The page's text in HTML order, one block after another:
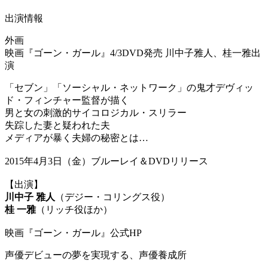
出演情報
外画
映画『ゴーン・ガール』4/3DVD発売 川中子雅人、桂一雅出
演
「セブン」「ソーシャル・ネットワーク」の鬼才デヴィッ
ド・フィンチャー監督が描く
男と女の刺激的サイコロジカル・スリラー
失踪した妻と疑われた夫
メディアが暴く夫婦の秘密とは…
2015年4月3日（金）ブルーレイ＆DVDリリース
【出演】
川中子 雅人
（デジー・コリングス役）
桂 一雅（リッチ役ほか）
映画『ゴーン・ガール』公式HP
声優デビューの夢を実現する、声優養成所